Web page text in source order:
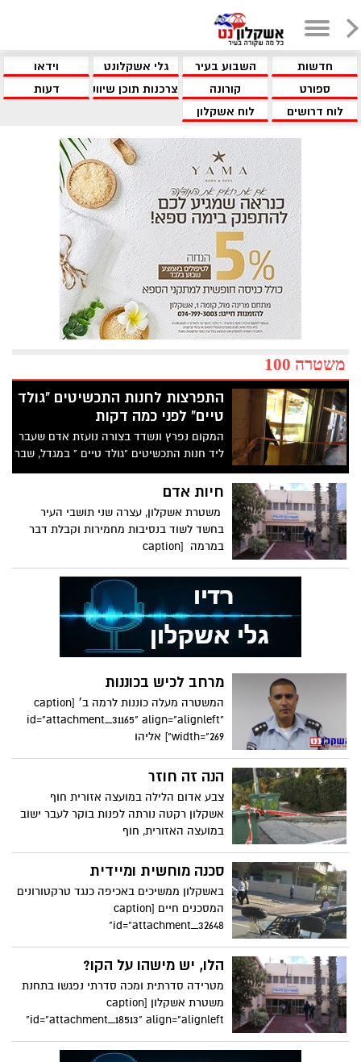
חדשות השבוע בעיר גלי אשקלונט
וידאו
ספורט
קורונה צרכנות תוכן שיווקי
דעות
לוח דרושים
לוח אשקלון
משטרה 100
התפרצות לחנות התכשיטים "גולד
טיים" לפני כמה דקות
המקום נפרץ ונשדד בצורה נועזת אדם שעבר
ליד חנות התכשיטים "גולד טיים " במגדל, שבר
את שמשת חלון
חיות אדם
משטרת אשקלון, עצרה שני תושבי העיר
בחשד לשוד בנסיבות מחמירות וקבלת דבר
במרמה [caption
מרחב לכיש בכוננות
המשטרה מעלה כוננות לרמה ב׳ [caption
id="attachment_31165" align="alignleft"
width="269"] אליהו
הנה זה חוזר
צבע אדום הלילה במועצה אזורית חוף
אשקלון רקטה נורתה לפנות בוקר לעבר ישוב
במועצה האזורית, חוף
סכנה מוחשית ומיידית
באשקלון ממשיכים באכיפה כנגד טרקטורונים
המסכנים חיים [caption
id="attachment_32648"
הלו, יש מישהו על הקו?
מטרידה סדרתית ומכה סדרתי נפגשו בתחנת
משטרת אשקלון [caption
id="attachment_18513" align="alignleft"